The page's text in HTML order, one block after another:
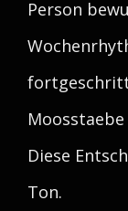
Person
Diese
Ton.